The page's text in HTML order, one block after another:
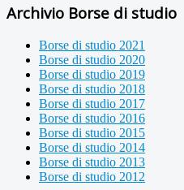
Archivio Borse di studio
Borse di studio 2021
Borse di studio 2020
Borse di studio 2019
Borse di studio 2018
Borse di studio 2017
Borse di studio 2016
Borse di studio 2015
Borse di studio 2014
Borse di studio 2013
Borse di studio 2012